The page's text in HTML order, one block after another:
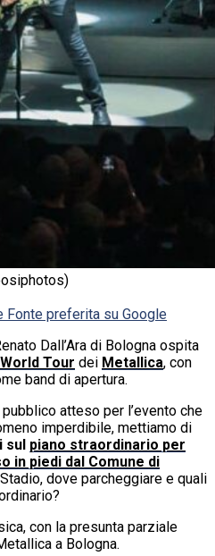
Fonte preferita su Google
Dall’Ara di Bologna ospita
Tour dei Metallica, con
band di apertura.
atteso per l’evento che
imperdibile, mettiamo di
sul piano straordinario per
in piedi dal Comune di
dove parcheggiare e quali
con la presunta parziale
a Bologna.